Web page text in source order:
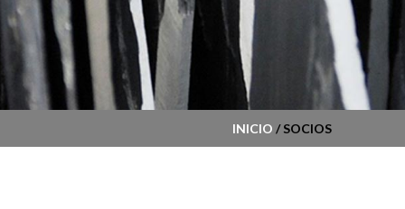
INICIO / SOCIOS